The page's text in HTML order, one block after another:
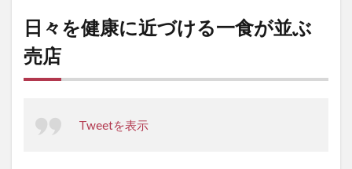
日々を健康に近づける一食が並ぶ
売店
Tweetを表示